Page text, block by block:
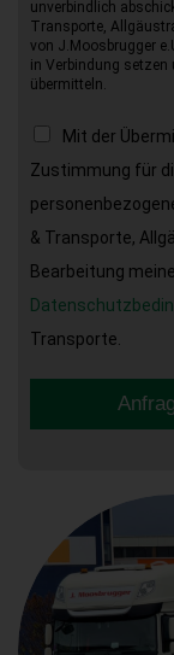
unverbindlich
Transporte,
von J.Moosbrugger
in Verbindung
übermitteln.
Mit der
Zustimmung für
& Transporte,
Bearbeitung
Transporte.